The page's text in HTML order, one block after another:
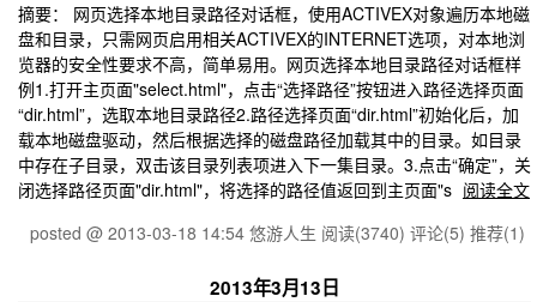
摘要： 网页选择本地目录路径对话框，使用ACTIVEX对象遍历本地磁
盘和目录，只需网页启用相关ACTIVEX的INTERNET选项，对本地浏
览器的安全性要求不高，简单易用。网页选择本地目录路径对话框样
例1.打开主页面"select.html"，点击“选择路径”按钮进入路径选择页面
“dir.html”，选取本地目录路径2.路径选择页面“dir.html”初始化后，加
载本地磁盘驱动，然后根据选择的磁盘路径加载其中的目录。如目录
中存在子目录，双击该目录列表项进入下一集目录。3.点击“确定”，关
闭选择路径页面"dir.html"，将选择的路径值返回到主页面"s 阅读全文
posted @ 2013-03-18 14:54 悠游人生 阅读(3740) 评论(5) 推荐(1)
2013年3月13日